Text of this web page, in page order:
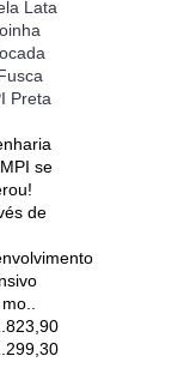
Lata
Preta
se
de